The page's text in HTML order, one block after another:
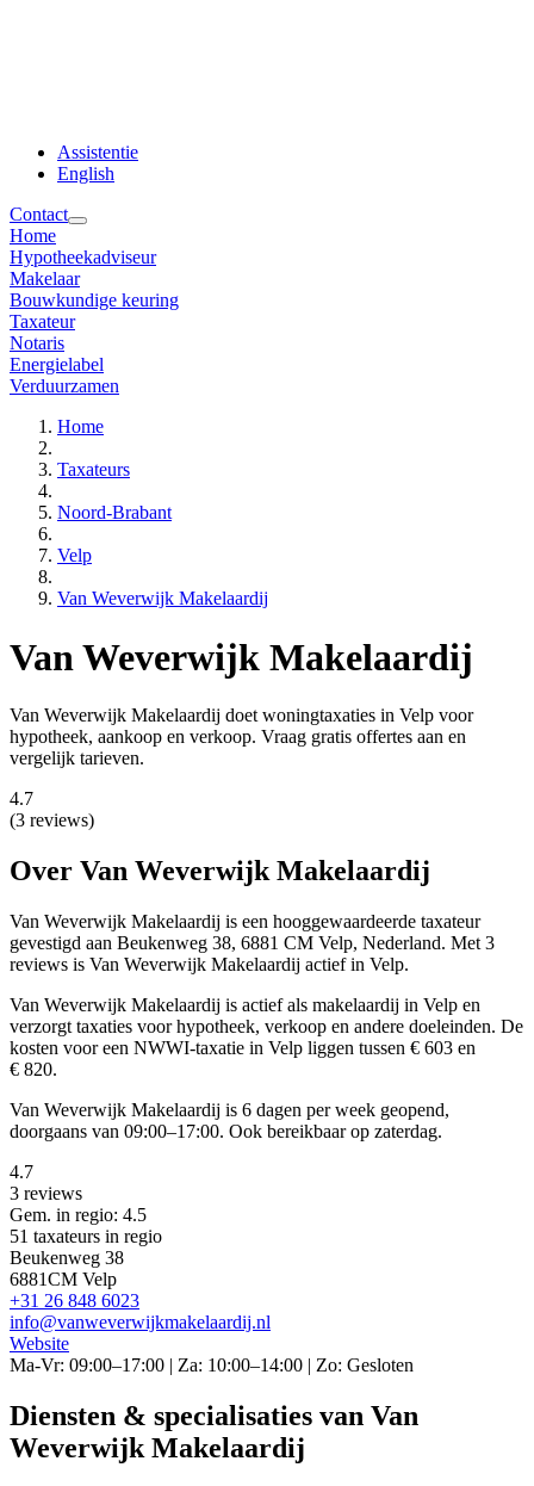
Assistentie
English
Contact
Home
Hypotheekadviseur
Makelaar
Bouwkundige keuring
Taxateur
Notaris
Energielabel
Verduurzamen
Home
Taxateurs
Noord-Brabant
Velp
Van Weverwijk Makelaardij
Van Weverwijk Makelaardij
Van Weverwijk Makelaardij doet woningtaxaties in Velp voor
hypotheek, aankoop en verkoop. Vraag gratis offertes aan en
vergelijk tarieven.
4.7
(3 reviews)
Over Van Weverwijk Makelaardij
Van Weverwijk Makelaardij is een hooggewaardeerde taxateur
gevestigd aan Beukenweg 38, 6881 CM Velp, Nederland. Met 3
reviews is Van Weverwijk Makelaardij actief in Velp.
Van Weverwijk Makelaardij is actief als makelaardij in Velp en
verzorgt taxaties voor hypotheek, verkoop en andere doeleinden. De
kosten voor een NWWI-taxatie in Velp liggen tussen € 603 en
€ 820.
Van Weverwijk Makelaardij is 6 dagen per week geopend,
doorgaans van 09:00–17:00. Ook bereikbaar op zaterdag.
4.7
3 reviews
Gem. in regio: 4.5
51 taxateurs in regio
Beukenweg 38
6881CM Velp
+31 26 848 6023
info@vanweverwijkmakelaardij.nl
Website
Ma-Vr: 09:00–17:00 | Za: 10:00–14:00 | Zo: Gesloten
Diensten & specialisaties van Van
Weverwijk Makelaardij